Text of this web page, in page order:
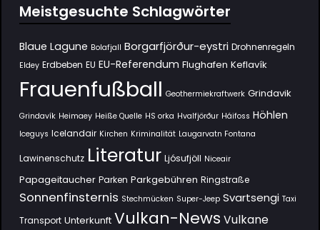
Meistgesuchte Schlagwörter
Blaue Lagune Bolafjall Borgarfjörður-eystri Drohnenregeln
Eldey Erdbeben EU EU-Referendum Flughafen Keflavík
Frauenfußball Geothermiekraftwerk Grindavik
Grindavík Heimaey Heiße Quelle HS orka Hvalfjörður Háifoss Höhlen
Iceguys Icelandair Kirchen Kriminalität Laugarvatn Fontana
Lawinenschutz Literatur Ljósufjöll Niceair
Papageitaucher Parken Parkgebühren Ringstraße
Sonnenfinsternis Stechmücken Super-Jeep Svartsengi Taxi
Transport Unterkunft Vulkan-News Vulkane